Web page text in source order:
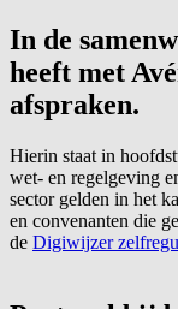
In de
heeft met
afspraken.
Hierin staat in
wet- en regelgeving
sector gelden in het
en convenanten die
de Digiwijzer